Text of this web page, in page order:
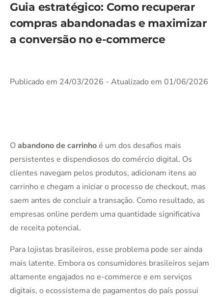
Guia estratégico: Como recuperar
compras abandonadas e maximizar
a conversão no e-commerce
Publicado em 24/03/2026 - Atualizado em 01/06/2026
Oabandono de carrinhoé um dos desafios mais
persistentes e dispendiosos do comércio digital. Os
clientes navegam pelos produtos, adicionam itens ao
carrinho e chegam a iniciar o processo de checkout, mas
saem antes de concluir a transação. Como resultado, as
empresas online perdem uma quantidade significativa
de receita potencial.
Para lojistas brasileiros, esse problema pode ser ainda
mais latente. Embora os consumidores brasileiros sejam
altamente engajados no e-commerce e em serviços
digitais, o ecossistema de pagamentos do país possui